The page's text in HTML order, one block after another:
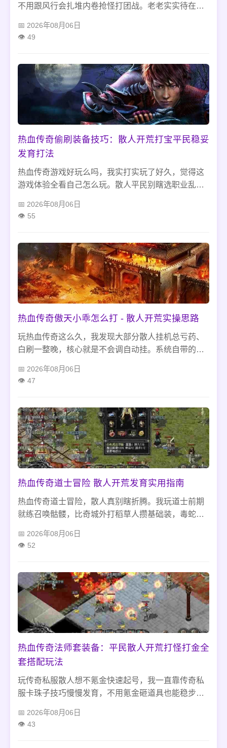
不用跟风行会扎堆内卷抢怪打团战。老老实实待在封
单搭一身平民过渡装备就够用，别盲目追极品亏资
2026年08月06日
49
热血传奇偷刷装备技巧：散人开荒打宝平民稳妥
发育打法
热血传奇游戏好玩么吗，我实打实玩了好久，觉得这
游戏体验全看自己怎么玩。散人平民别瞎选职业乱冲
点位，装备简单混搭过渡就够用。好多新人都是不懂
2026年08月06日
55
热血传奇傲天小乖怎么打 - 散人开荒实操思路
玩热血传奇这么久，我发现大部分散人挂机总亏药、
白刷一整晚，核心就是不会调自动挂。系统自带的默
尸洞、猪洞这些常用刷图点，还是三职业挂机玩法，
2026年08月06日
47
热血传奇道士冒险 散人开荒发育实用指南
热血传奇道士冒险，散人真别瞎折腾。我玩道士前期
就练召唤骷髅，比奇城外打稻草人攒基础装，毒蛇山
火符去蜈蚣洞，宝宝扛伤丢符下毒，装备不用追极
2026年08月06日
52
热血传奇法师套装备：平民散人开荒打怪打金全
套搭配玩法
玩传奇私服散人想不氪金快速起号，我一直靠传奇私
服卡珠子技巧慢慢发育，不用氪金砸道具也能稳步升
蹲比奇骷髅洞、盟重蜈蚣洞这些老点位，卡好等级临
2026年08月06日
43